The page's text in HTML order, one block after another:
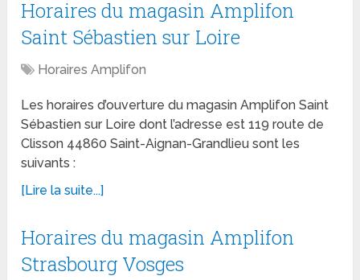
Horaires du magasin Amplifon
Saint Sébastien sur Loire
Horaires Amplifon
Les horaires d’ouverture du magasin Amplifon Saint
Sébastien sur Loire dont l’adresse est 119 route de
Clisson 44860 Saint-Aignan-Grandlieu sont les
suivants :
[Lire la suite...]
Horaires du magasin Amplifon
Strasbourg Vosges